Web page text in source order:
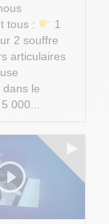
tous :
1
2 souffre
articulaires
dans le
5 000...